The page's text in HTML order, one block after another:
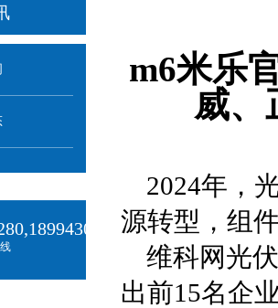
m6米乐
威、
2024年，
源转型，组
维科网光
出前15名企